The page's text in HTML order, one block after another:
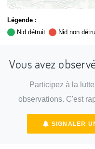
Légende :
Nid détruit
Nid non
Vous avez
Participez à la
observations. C'est
SIGNALER